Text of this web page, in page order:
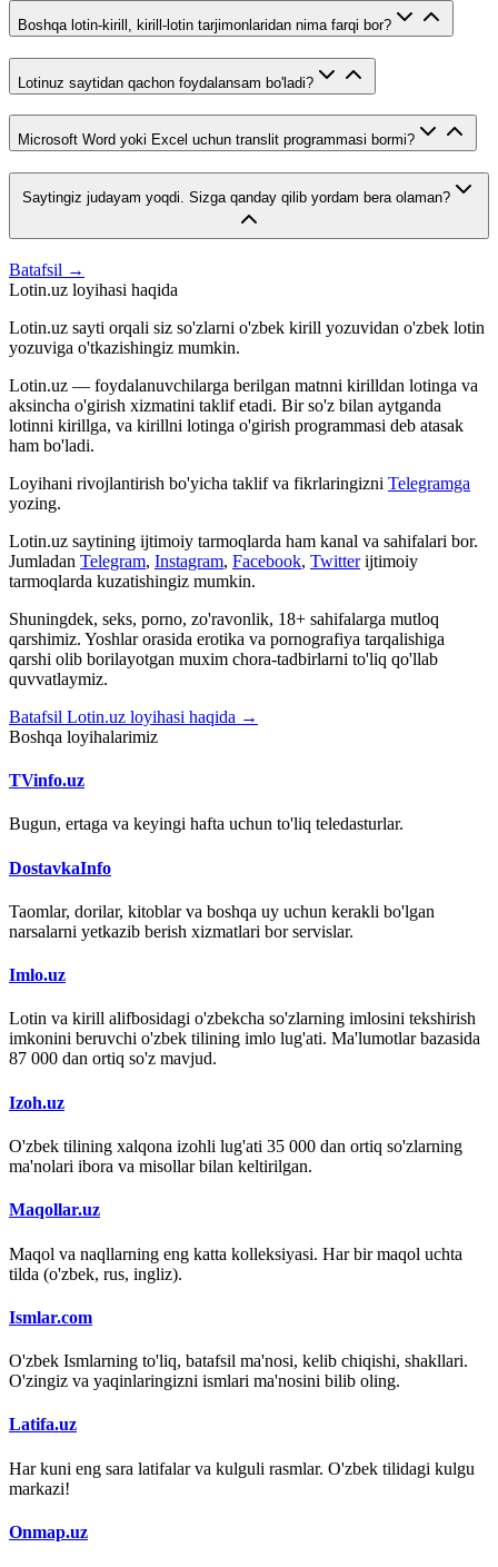
Boshqa lotin-kirill, kirill-lotin tarjimonlaridan nima farqi bor?
Lotinuz saytidan qachon foydalansam bo'ladi?
Microsoft Word yoki Excel uchun translit programmasi bormi?
Saytingiz judayam yoqdi. Sizga qanday qilib yordam bera olaman?
Batafsil →
Lotin.uz loyihasi haqida
Lotin.uz sayti orqali siz so'zlarni o'zbek kirill yozuvidan o'zbek lotin
yozuviga o'tkazishingiz mumkin.
Lotin.uz — foydalanuvchilarga berilgan matnni kirilldan lotinga va
aksincha o'girish xizmatini taklif etadi. Bir so'z bilan aytganda
lotinni kirillga, va kirillni lotinga o'girish programmasi deb atasak
ham bo'ladi.
Loyihani rivojlantirish bo'yicha taklif va fikrlaringizni Telegramga
yozing.
Lotin.uz saytining ijtimoiy tarmoqlarda ham kanal va sahifalari bor.
Jumladan Telegram, Instagram, Facebook, Twitter ijtimoiy
tarmoqlarda kuzatishingiz mumkin.
Shuningdek, seks, porno, zo'ravonlik, 18+ sahifalarga mutloq
qarshimiz. Yoshlar orasida erotika va pornografiya tarqalishiga
qarshi olib borilayotgan muxim chora-tadbirlarni to'liq qo'llab
quvvatlaymiz.
Batafsil Lotin.uz loyihasi haqida →
Boshqa loyihalarimiz
TVinfo.uz
Bugun, ertaga va keyingi hafta uchun to'liq teledasturlar.
DostavkaInfo
Taomlar, dorilar, kitoblar va boshqa uy uchun kerakli bo'lgan
narsalarni yetkazib berish xizmatlari bor servislar.
Imlo.uz
Lotin va kirill alifbosidagi o'zbekcha so'zlarning imlosini tekshirish
imkonini beruvchi o'zbek tilining imlo lug'ati. Ma'lumotlar bazasida
87 000 dan ortiq so'z mavjud.
Izoh.uz
O'zbek tilining xalqona izohli lug'ati 35 000 dan ortiq so'zlarning
ma'nolari ibora va misollar bilan keltirilgan.
Maqollar.uz
Maqol va naqllarning eng katta kolleksiyasi. Har bir maqol uchta
tilda (o'zbek, rus, ingliz).
Ismlar.com
O'zbek Ismlarning to'liq, batafsil ma'nosi, kelib chiqishi, shakllari.
O'zingiz va yaqinlaringizni ismlari ma'nosini bilib oling.
Latifa.uz
Har kuni eng sara latifalar va kulguli rasmlar. O'zbek tilidagi kulgu
markazi!
Onmap.uz